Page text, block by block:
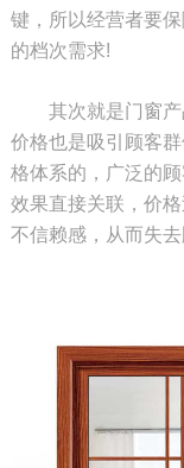
键，所以经营者要
的档次需求!
其次就是门窗产
价格也是吸引顾客
格体系的，广泛的
效果直接关联，价
不信赖感，从而失去